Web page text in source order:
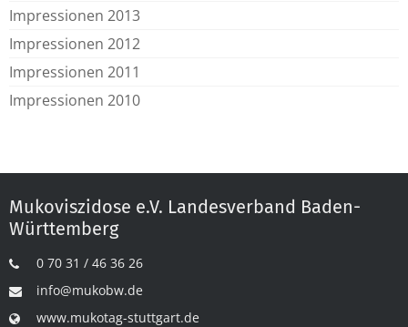
Impressionen 2013
Impressionen 2012
Impressionen 2011
Impressionen 2010
Mukoviszidose e.V. Landesverband Baden-
Württemberg
0 70 31 / 46 36 26
info@mukobw.de
www.mukotag-stuttgart.de